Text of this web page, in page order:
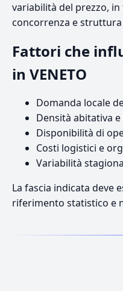
variabilità del prezzo,
concorrenza e
Fattori che
in VENETO
Domanda locale
Densità abitativa
Disponibilità di
Costi logistici e
Variabilità
La fascia indicata deve
riferimento statistico e